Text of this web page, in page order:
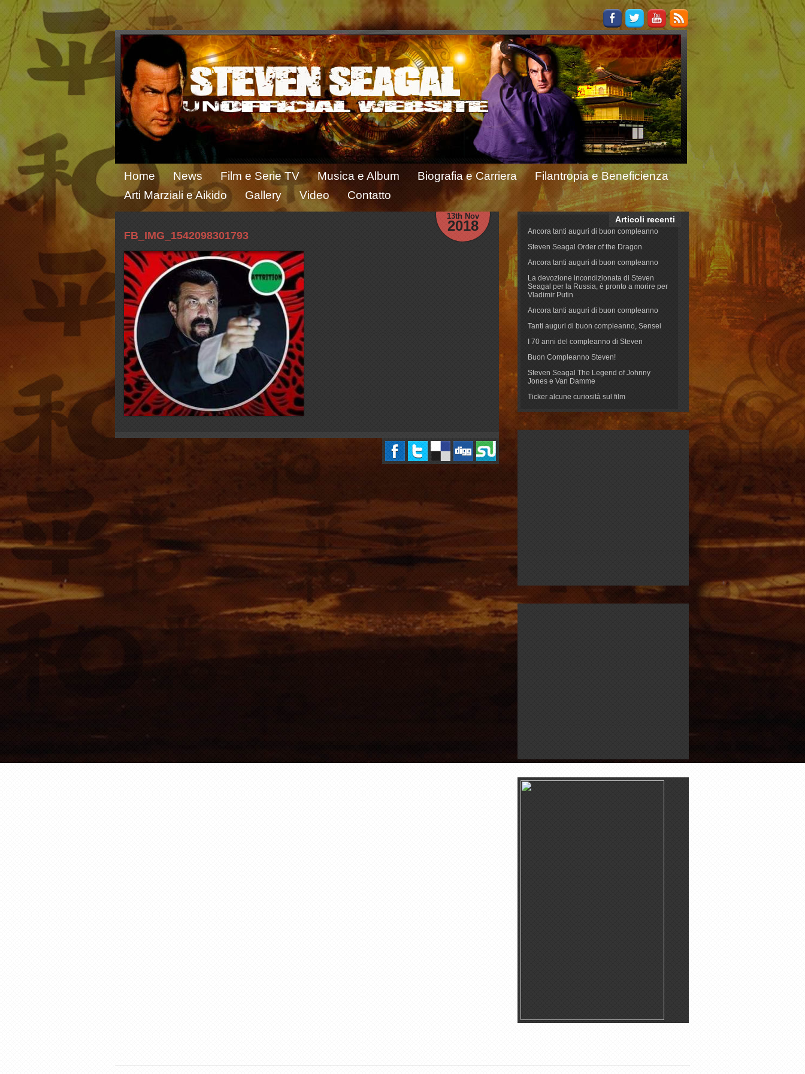
Home News Film e Serie TV Musica e Album Biografia e Carriera
Filantropia e Beneficienza
Arti Marziali e Aikido
Gallery Video Contatto
13th Nov
2018
FB_IMG_1542098301793
Articoli recenti
Ancora tanti auguri di buon compleanno
Steven Seagal Order of the Dragon
Ancora tanti auguri di buon compleanno
La devozione incondizionata di Steven
Seagal per la Russia, è pronto a morire per
Vladimir Putin
Ancora tanti auguri di buon compleanno
Tanti auguri di buon compleanno, Sensei
I 70 anni del compleanno di Steven
Buon Compleanno Steven!
Steven Seagal The Legend of Johnny
Jones e Van Damme
Ticker alcune curiosità sul film